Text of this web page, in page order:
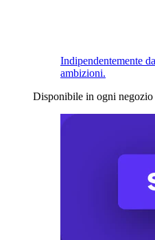
Indipendentemente
ambizioni.
Disponibile in ogni negozio